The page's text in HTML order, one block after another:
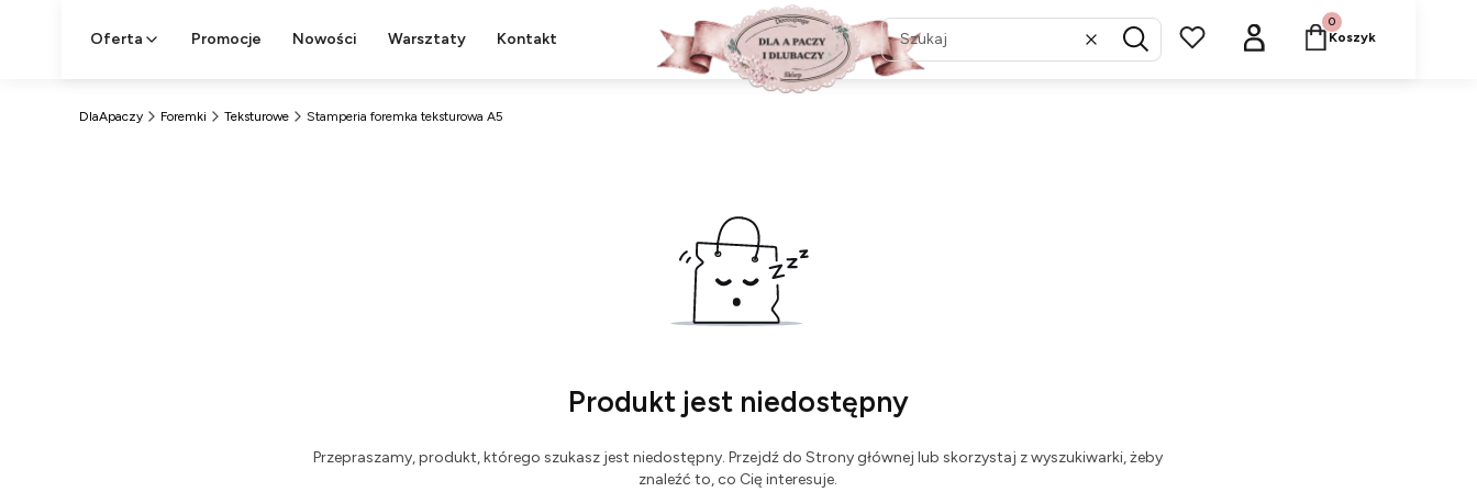
Oferta Promocje Nowości Warsztaty Kontakt WyczyśćSzukaj
Produkty w koszyku:
Koszyk
DlaApaczy Foremki Teksturowe Stamperia foremka teksturowa A5
Produkt jest niedostępny
Przepraszamy, produkt, którego szukasz jest niedostępny. Przejdź do Strony głównej lub skorzystaj z wyszukiwarki, żeby
znaleźć to, co Cię interesuje.